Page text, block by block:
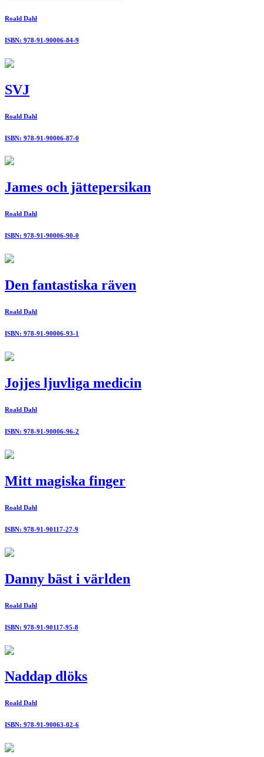
Roald Dahl
ISBN: 978-91-90006-84-9
SVJ
Roald Dahl
ISBN: 978-91-90006-87-0
James och jättepersikan
Roald Dahl
ISBN: 978-91-90006-90-0
Den fantastiska räven
Roald Dahl
ISBN: 978-91-90006-93-1
Jojjes ljuvliga medicin
Roald Dahl
ISBN: 978-91-90006-96-2
Mitt magiska finger
Roald Dahl
ISBN: 978-91-90117-27-9
Danny bäst i världen
Roald Dahl
ISBN: 978-91-90117-95-8
Naddap dlöks
Roald Dahl
ISBN: 978-91-90063-02-6